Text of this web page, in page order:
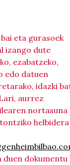
eta gurasoek
izango dute
ezabatzeko,
edo datuen
idazki
aurrez
nortasuna
helbidera
duen dokumentu